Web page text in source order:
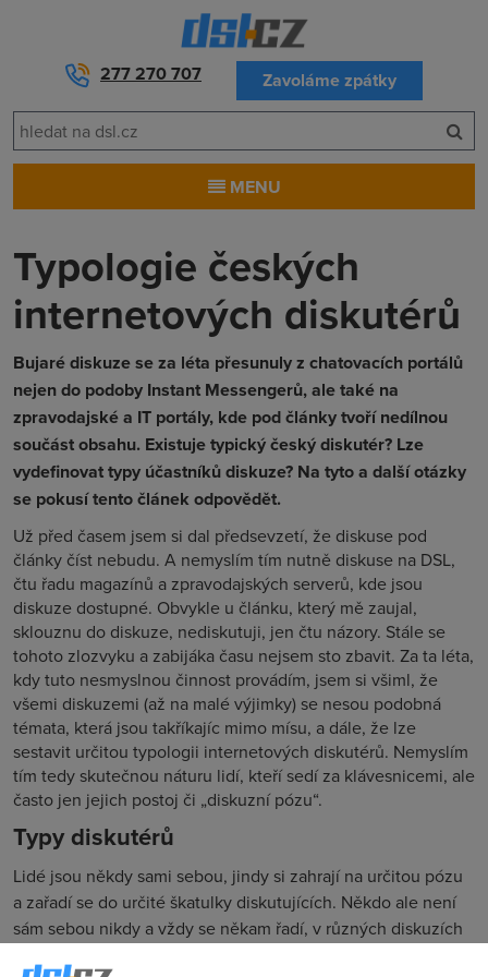
277 270 707 Zavoláme zpátky
MENU
Typologie českých
internetových diskutérů
Bujaré diskuze se za léta přesunuly z chatovacích portálů
nejen do podoby Instant Messengerů, ale také na
zpravodajské a IT portály, kde pod články tvoří nedílnou
součást obsahu. Existuje typický český diskutér? Lze
vydefinovat typy účastníků diskuze? Na tyto a další otázky
se pokusí tento článek odpovědět.
Už před časem jsem si dal předsevzetí, že diskuse pod
články číst nebudu. A nemyslím tím nutně diskuse na DSL,
čtu řadu magazínů a zpravodajských serverů, kde jsou
diskuze dostupné. Obvykle u článku, který mě zaujal,
sklouznu do diskuze, nediskutuji, jen čtu názory. Stále se
tohoto zlozvyku a zabijáka času nejsem sto zbavit. Za ta léta,
kdy tuto nesmyslnou činnost provádím, jsem si všiml, že
všemi diskuzemi (až na malé výjimky) se nesou podobná
témata, která jsou takříkajíc mimo mísu, a dále, že lze
sestavit určitou typologii internetových diskutérů. Nemyslím
tím tedy skutečnou náturu lidí, kteří sedí za klávesnicemi, ale
často jen jejich postoj či „diskuzní pózu“.
Typy diskutérů
Lidé jsou někdy sami sebou, jindy si zahrají na určitou pózu
a zařadí se do určité škatulky diskutujících. Někdo ale není
sám sebou nikdy a vždy se někam řadí, v různých diskuzích